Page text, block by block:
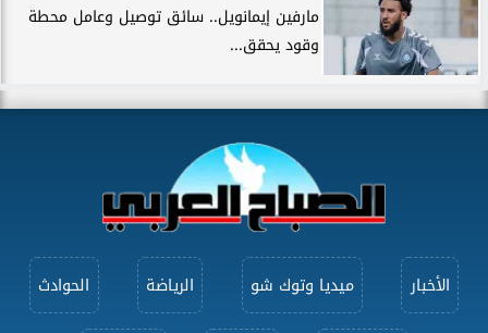
مارفين إيمانويل.. سائق توصيل وعامل محطة
وقود يحقق...
الأخبار ميديا وتوك شو الرياضة الحوادث